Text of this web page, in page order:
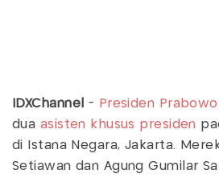
IDXChannel - Presiden
dua asisten khusus presiden
di Istana Negara, Jakarta.
Setiawan dan Agung Gumilar